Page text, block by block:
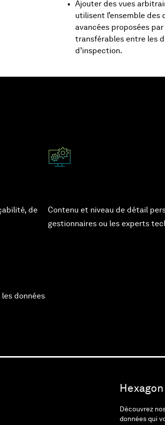
Ajouter des vues
utilisent l’ensemble
avancées proposées par
transférables entre les
d’inspection.
de
Contenu et niveau de détail
gestionnaires ou les experts
données
Découvrez
données qui